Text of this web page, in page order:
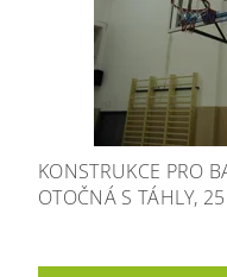
KONSTRUKCE PRO
OTOČNÁ S TÁHLY,